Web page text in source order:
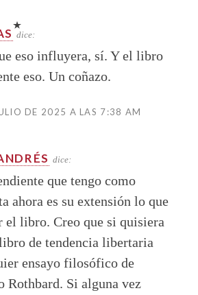
dice:
eso influyera, sí. Y el libro
eso. Un coñazo.
DE 2025 A LAS 7:38 AM
dice:
que tengo como
ahora es su extensión lo que
el libro. Creo que si quisiera
de tendencia libertaria
ensayo filosófico de
Rothbard. Si alguna vez